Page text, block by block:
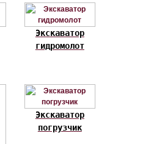
Экскаватор
гидромолот
Экскаватор
погрузчик